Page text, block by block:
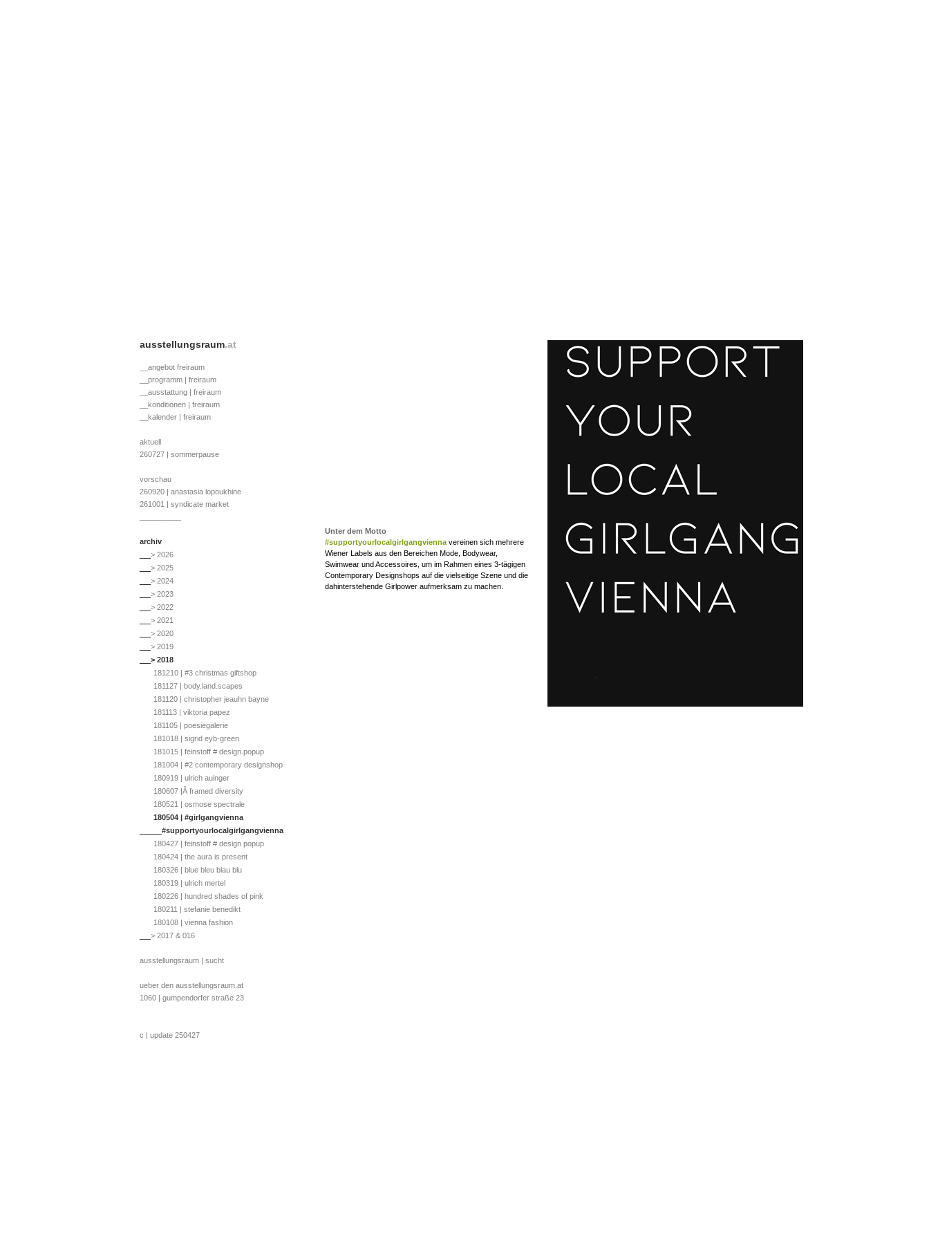
ausstellungsraum.at
__angebot freiraum
__programm | freiraum
__ausstattung | freiraum
__konditionen | freiraum
__kalender | freiraum
aktuell
260727 | sommerpause
vorschau
260920 | anastasia lopoukhine
261001 | syndicate market
archiv
> 2026
> 2025
> 2024
> 2023
> 2022
> 2021
> 2020
> 2019
> 2018
181210 | #3 christmas giftshop
181127 | body.land.scapes
181120 | christopher jeauhn bayne
181113 | viktoria papez
181105 | poesiegalerie
181018 | sigrid eyb-green
181015 | feinstoff # design.popup
181004 | #2 contemporary designshop
180919 | ulrich auinger
180607 |Â framed diversity
180521 | osmose spectrale
180504 | #girlgangvienna
#supportyourlocalgirlgangvienna
180427 | feinstoff # design popup
180424 | the aura is present
180326 | blue bleu blau blu
180319 | ulrich mertel
180226 | hundred shades of pink
180211 | stefanie benedikt
180108 | vienna fashion
> 2017 & 016
ausstellungsraum | sucht
ueber den ausstellungsraum.at
1060 | gumpendorfer straße 23
c | update 250427
Unter dem Motto
#supportyourlocalgirlgangvienna vereinen sich mehrere
Wiener Labels aus den Bereichen Mode, Bodywear,
Swimwear und Accessoires, um im Rahmen eines 3-tägigen
Contemporary Designshops auf die vielseitige Szene und die
dahinterstehende Girlpower aufmerksam zu machen.